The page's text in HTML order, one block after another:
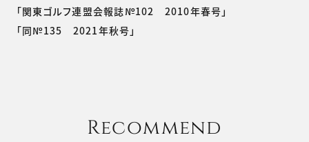
「関東ゴルフ連盟会報誌№102 2010年春号」
「同№135 2021年秋号」
Recommend